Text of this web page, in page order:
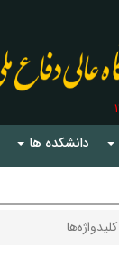
دانشکده ها
کلیدواژه‌ها